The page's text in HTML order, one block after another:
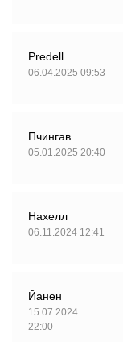
Predell
06.04.2025 09:53
Пчингав
05.01.2025 20:40
Нахелл
06.11.2024 12:41
Йанен
15.07.2024
22:00